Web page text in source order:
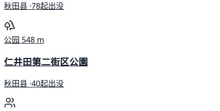
秋田县 ·78起出没
公园 548 m
仁井田第二街区公園
秋田县 ·40起出没